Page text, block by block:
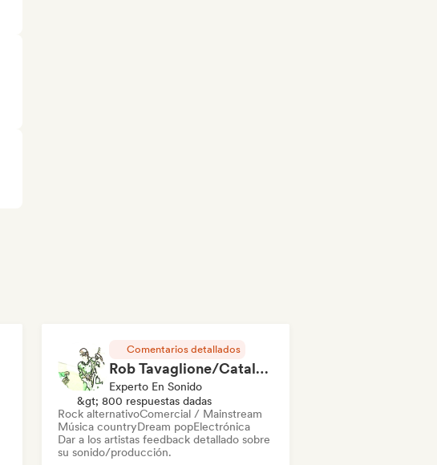
Comentarios detallados
Rob Tavaglione/Catalyst Recording
Experto En Sonido
&gt; 800 respuestas dadas
Rock alternativoComercial / Mainstream
Música countryDream popElectrónica
Dar a los artistas feedback detallado sobre
su sonido/producción.